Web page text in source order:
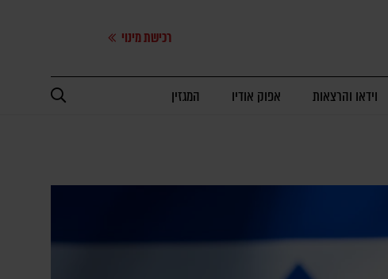
רכישת מינוי
וידאו והרצאות אפוק אודיו המגזין